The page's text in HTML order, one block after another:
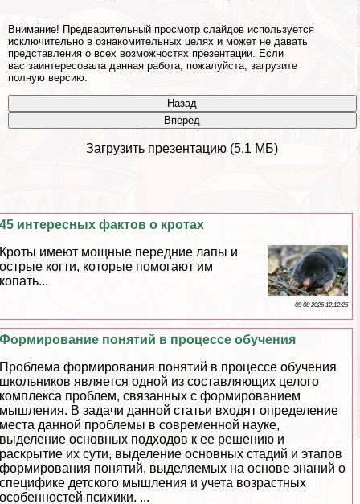
Внимание! Предварительный просмотр слайдов используется
исключительно в ознакомительных целях и может не давать
представления о всех возможностях презентации. Если
вас заинтересовала данная работа, пожалуйста, загрузите
полную версию.
Назад
Вперёд
Загрузить презентацию (5,1 МБ)
45 интересных фактов о кротах
Кроты имеют мощные передние лапы и
острые когти, которые помогают им
копать...
09 08 2026 12:12:25
Формирование понятий в процессе обучения
Проблема формирования понятий в процессе обучения
школьников является одной из составляющих целого
комплекса проблем, связанных с формированием
мышления. В задачи данной статьи входят определение
места данной проблемы в современной науке,
выделение основных подходов к ее решению и
раскрытие их сути, выделение основных стадий и этапов
формирования понятий, выделяемых на основе знаний о
специфике детского мышления и учета возрастных
особенностей психики. ...